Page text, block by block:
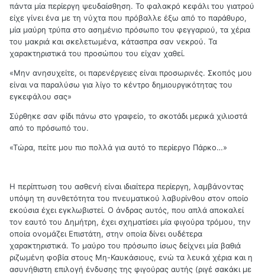
πάντα μία περίεργη ψευδαίσθηση. Το φαλακρό κεφάλι του γιατρού
είχε γίνει ένα με τη νύχτα που πρόβαλλε έξω από το παράθυρο,
μία μαύρη τρύπα στο ασημένιο πρόσωπο του φεγγαριού, τα χέρια
του μακριά και σκελετωμένα, κάτασπρα σαν νεκρού. Τα
χαρακτηριστικά του προσώπου του είχαν χαθεί.
«Μην ανησυχείτε, οι παρενέργειες είναι προσωρινές. Σκοπός μου
είναι να παραλύσω για λίγο το κέντρο δημιουργικότητας του
εγκεφάλου σας»
Σύρθηκε σαν φίδι πάνω στο γραφείο, το σκοτάδι μερικά χιλιοστά
από το πρόσωπό του.
«Τώρα, πείτε μου πιο πολλά για αυτό το περίεργο Πάρκο…»
Η περίπτωση του ασθενή είναι ιδιαίτερα περίεργη, λαμβάνοντας
υπόψη τη συνθετότητα του πνευματικού λαβυρίνθου στον οποίο
εκούσια έχει εγκλωβιστεί. Ο άνδρας αυτός, που απλά αποκαλεί
τον εαυτό του Δημήτρη, έχει σχηματίσει μία φιγούρα τρόμου, την
οποία ονομάζει Επιστάτη, στην οποία δίνει ουδέτερα
χαρακτηριστικά. Το μαύρο του πρόσωπο ίσως δείχνει μία βαθιά
ριζωμένη φοβία στους Μη-Καυκάσιους, ενώ τα λευκά χέρια και η
ασυνήθιστη επιλογή ένδυσης της φιγούρας αυτής (ριγέ σακάκι με